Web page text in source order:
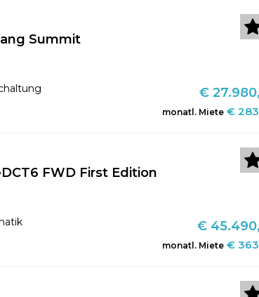
Summit
€
monatl. Miete€
FWD First Edition
€
monatl. Miete€